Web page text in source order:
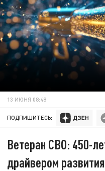
13 ИЮНЯ 08:48
ПОДПИШИТЕСЬ:
Ветеран СВО: 450-
драйвером